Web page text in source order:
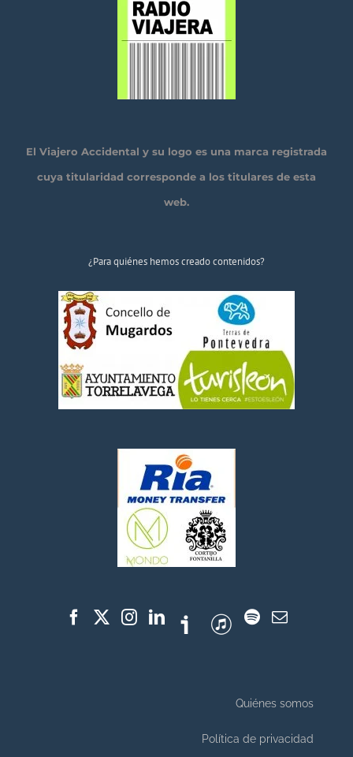
El Viajero Accidental y su logo es una marca registrada
cuya titularidad corresponde a los titulares de esta
web.
¿Para quiénes hemos creado contenidos?
Quiénes somos
Política de privacidad